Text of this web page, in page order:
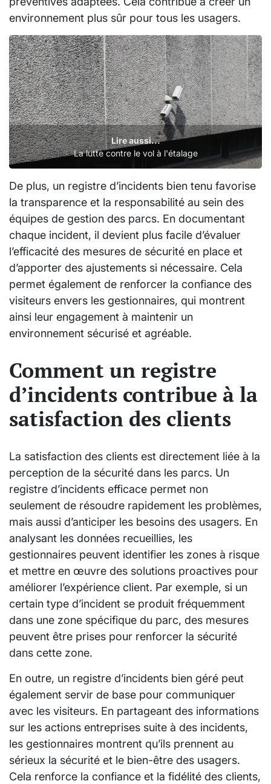
environnement plus sûr pour tous les usagers.
Lire aussi...
La lutte contre le vol à l'étalage
De plus, un registre d’incidents bien tenu favorise
la transparence et la responsabilité au sein des
équipes de gestion des parcs. En documentant
chaque incident, il devient plus facile d’évaluer
l’efficacité des mesures de sécurité en place et
d’apporter des ajustements si nécessaire. Cela
permet également de renforcer la confiance des
visiteurs envers les gestionnaires, qui montrent
ainsi leur engagement à maintenir un
environnement sécurisé et agréable.
Comment un registre
d’incidents contribue à la
satisfaction des clients
La satisfaction des clients est directement liée à la
perception de la sécurité dans les parcs. Un
registre d’incidents efficace permet non
seulement de résoudre rapidement les problèmes,
mais aussi d’anticiper les besoins des usagers. En
analysant les données recueillies, les
gestionnaires peuvent identifier les zones à risque
et mettre en œuvre des solutions proactives pour
améliorer l’expérience client. Par exemple, si un
certain type d’incident se produit fréquemment
dans une zone spécifique du parc, des mesures
peuvent être prises pour renforcer la sécurité
dans cette zone.
En outre, un registre d’incidents bien géré peut
également servir de base pour communiquer
avec les visiteurs. En partageant des informations
sur les actions entreprises suite à des incidents,
les gestionnaires montrent qu’ils prennent au
sérieux la sécurité et le bien-être des usagers.
Cela renforce la confiance et la fidélité des clients,